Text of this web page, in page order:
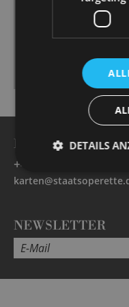
viele lustige Einfälle
fabuliert. […] Spiel
ineinander über. […]
Fazit: Die
heutiger Beitrag, der
+49 351 32042 222
NEWSLETTER
DETAILS